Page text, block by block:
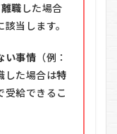
職 した場合
当します。
い事情 （例：
した場合は特
受給できるこ